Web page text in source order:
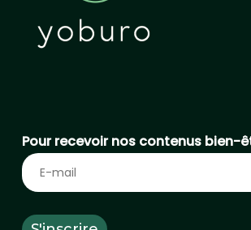
Pour recevoir nos contenus bien-